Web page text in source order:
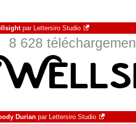
par Lettersiro Studio
8 628
Durian par Lettersiro Studio